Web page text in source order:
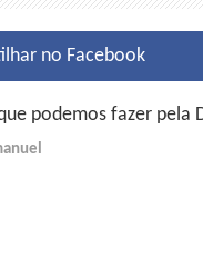
no Facebook
podemos fazer pela